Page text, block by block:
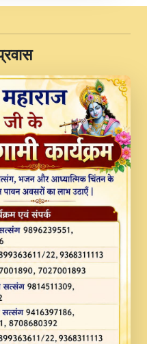
BULAVE by Rasik
At VEER JI
Sajaya Mata
Rani Bhajan By
KALER
SONG 2017
Ji Maharaj Pad - A
Ji
Best Devotional